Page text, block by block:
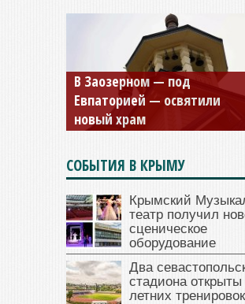
Мужской монастырь Косьмы
и Дамиана в Крыму вновь
открыт для посещения
СОБЫТИЯ В КРЫМУ
Крымский
театр получил
сценическое
оборудование
Два
стадиона
летних тренировок